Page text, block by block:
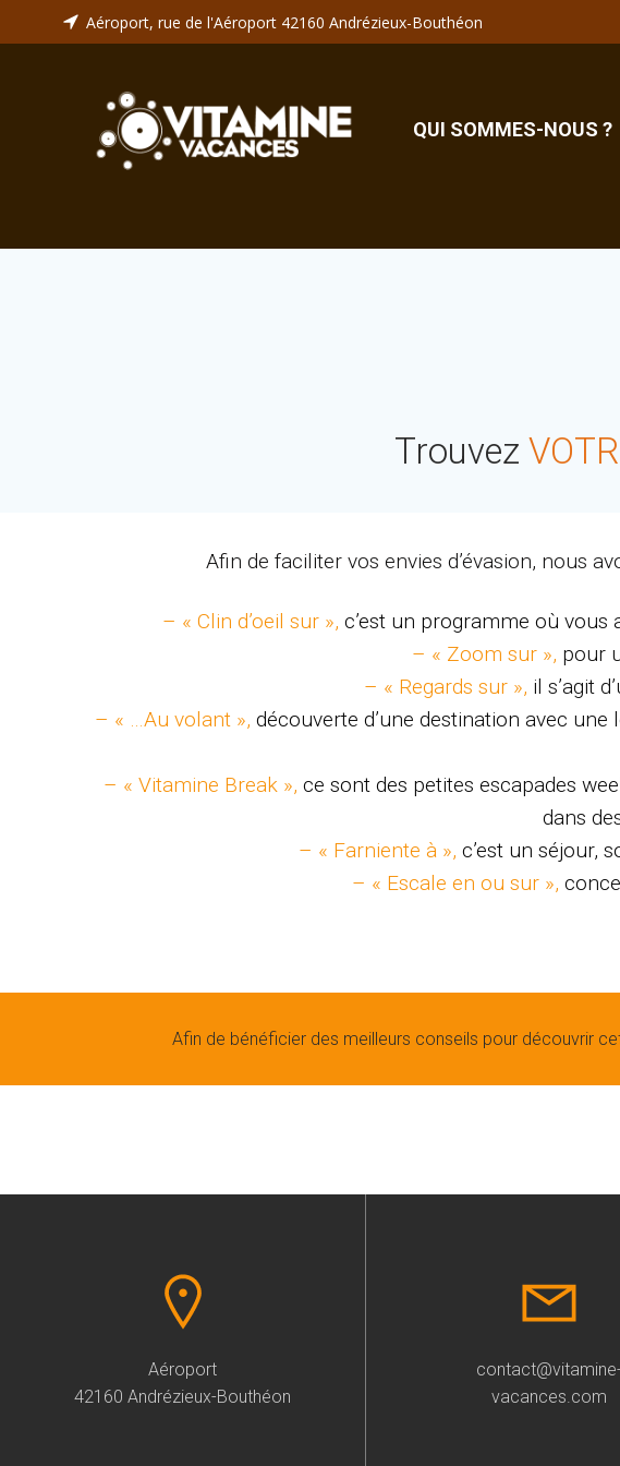
au
Aéroport, rue de l'Aéroport 42160 Andrézieux-Bouthéon
QUI SOMMES-NOUS ?
Trouvez
Afin de faciliter vos envies d’évasion, nous
– « Clin d’oeil sur », c’est un programme où
– « Zoom sur », pour
– « Regards sur », il s’agit
– « …Au volant », découverte d’une destination avec
– « Vitamine Break », ce sont des petites escapades
dans
– « Farniente à », c’est un séjour,
– « Escale en ou sur »,
Afin de bénéficier des meilleurs conseils pour découvrir
Aéroport
42160 Andrézieux-Bouthéon
contact@vitamine-
vacances.com